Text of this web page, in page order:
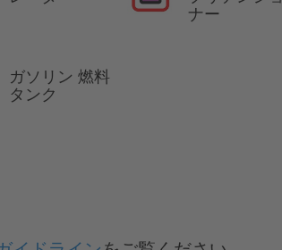
ナー
ガソリン 燃料
タンク